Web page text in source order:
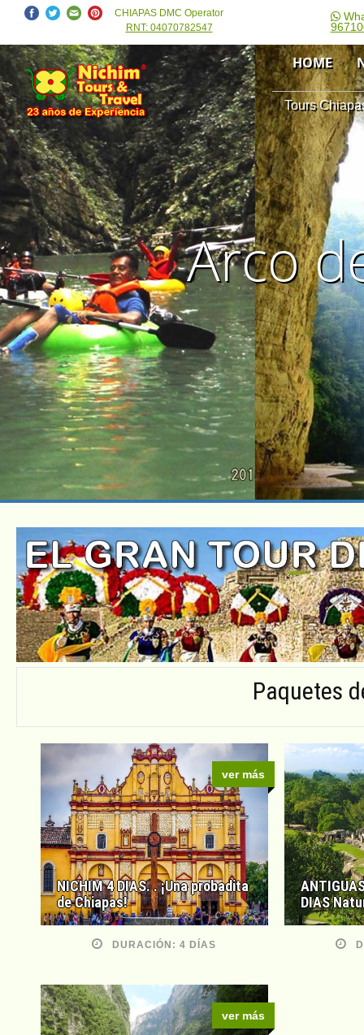
CHIAPAS DMC Operator
RNT: 04070782547
HOME
Tours
Arco
Paquetes
ver más
NICHIM 4 DIAS. . ¡Una probadita
de Chiapas!
DURACIÓN: 4 DÍAS
DIAS
ver más